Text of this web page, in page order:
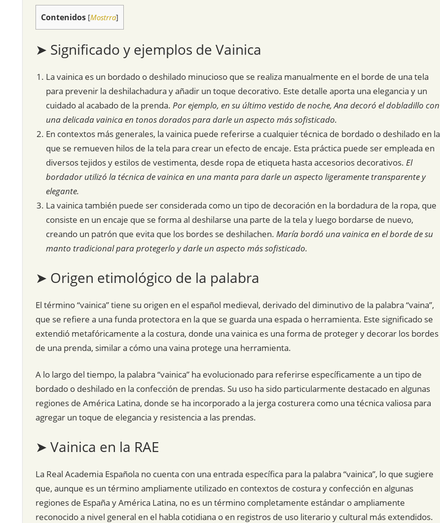
Contenidos [Mostrra]
➤ Significado y ejemplos de Vainica
La vainica es un bordado o deshilado minucioso que se realiza manualmente en el borde de una tela
para prevenir la deshilachadura y añadir un toque decorativo. Este detalle aporta una elegancia y un
cuidado al acabado de la prenda. Por ejemplo, en su último vestido de noche, Ana decoró el dobladillo con
una delicada vainica en tonos dorados para darle un aspecto más sofisticado.
En contextos más generales, la vainica puede referirse a cualquier técnica de bordado o deshilado en la
que se remueven hilos de la tela para crear un efecto de encaje. Esta práctica puede ser empleada en
diversos tejidos y estilos de vestimenta, desde ropa de etiqueta hasta accesorios decorativos. El
bordador utilizó la técnica de vainica en una manta para darle un aspecto ligeramente transparente y
elegante.
La vainica también puede ser considerada como un tipo de decoración en la bordadura de la ropa, que
consiste en un encaje que se forma al deshilarse una parte de la tela y luego bordarse de nuevo,
creando un patrón que evita que los bordes se deshilachen. María bordó una vainica en el borde de su
manto tradicional para protegerlo y darle un aspecto más sofisticado.
➤ Origen etimológico de la palabra
El término “vainica” tiene su origen en el español medieval, derivado del diminutivo de la palabra “vaina”,
que se refiere a una funda protectora en la que se guarda una espada o herramienta. Este significado se
extendió metafóricamente a la costura, donde una vainica es una forma de proteger y decorar los bordes
de una prenda, similar a cómo una vaina protege una herramienta.
A lo largo del tiempo, la palabra “vainica” ha evolucionado para referirse específicamente a un tipo de
bordado o deshilado en la confección de prendas. Su uso ha sido particularmente destacado en algunas
regiones de América Latina, donde se ha incorporado a la jerga costurera como una técnica valiosa para
agregar un toque de elegancia y resistencia a las prendas.
➤ Vainica en la RAE
La Real Academia Española no cuenta con una entrada específica para la palabra “vainica”, lo que sugiere
que, aunque es un término ampliamente utilizado en contextos de costura y confección en algunas
regiones de España y América Latina, no es un término completamente estándar o ampliamente
reconocido a nivel general en el habla cotidiana o en registros de uso literario y cultural más extendidos.